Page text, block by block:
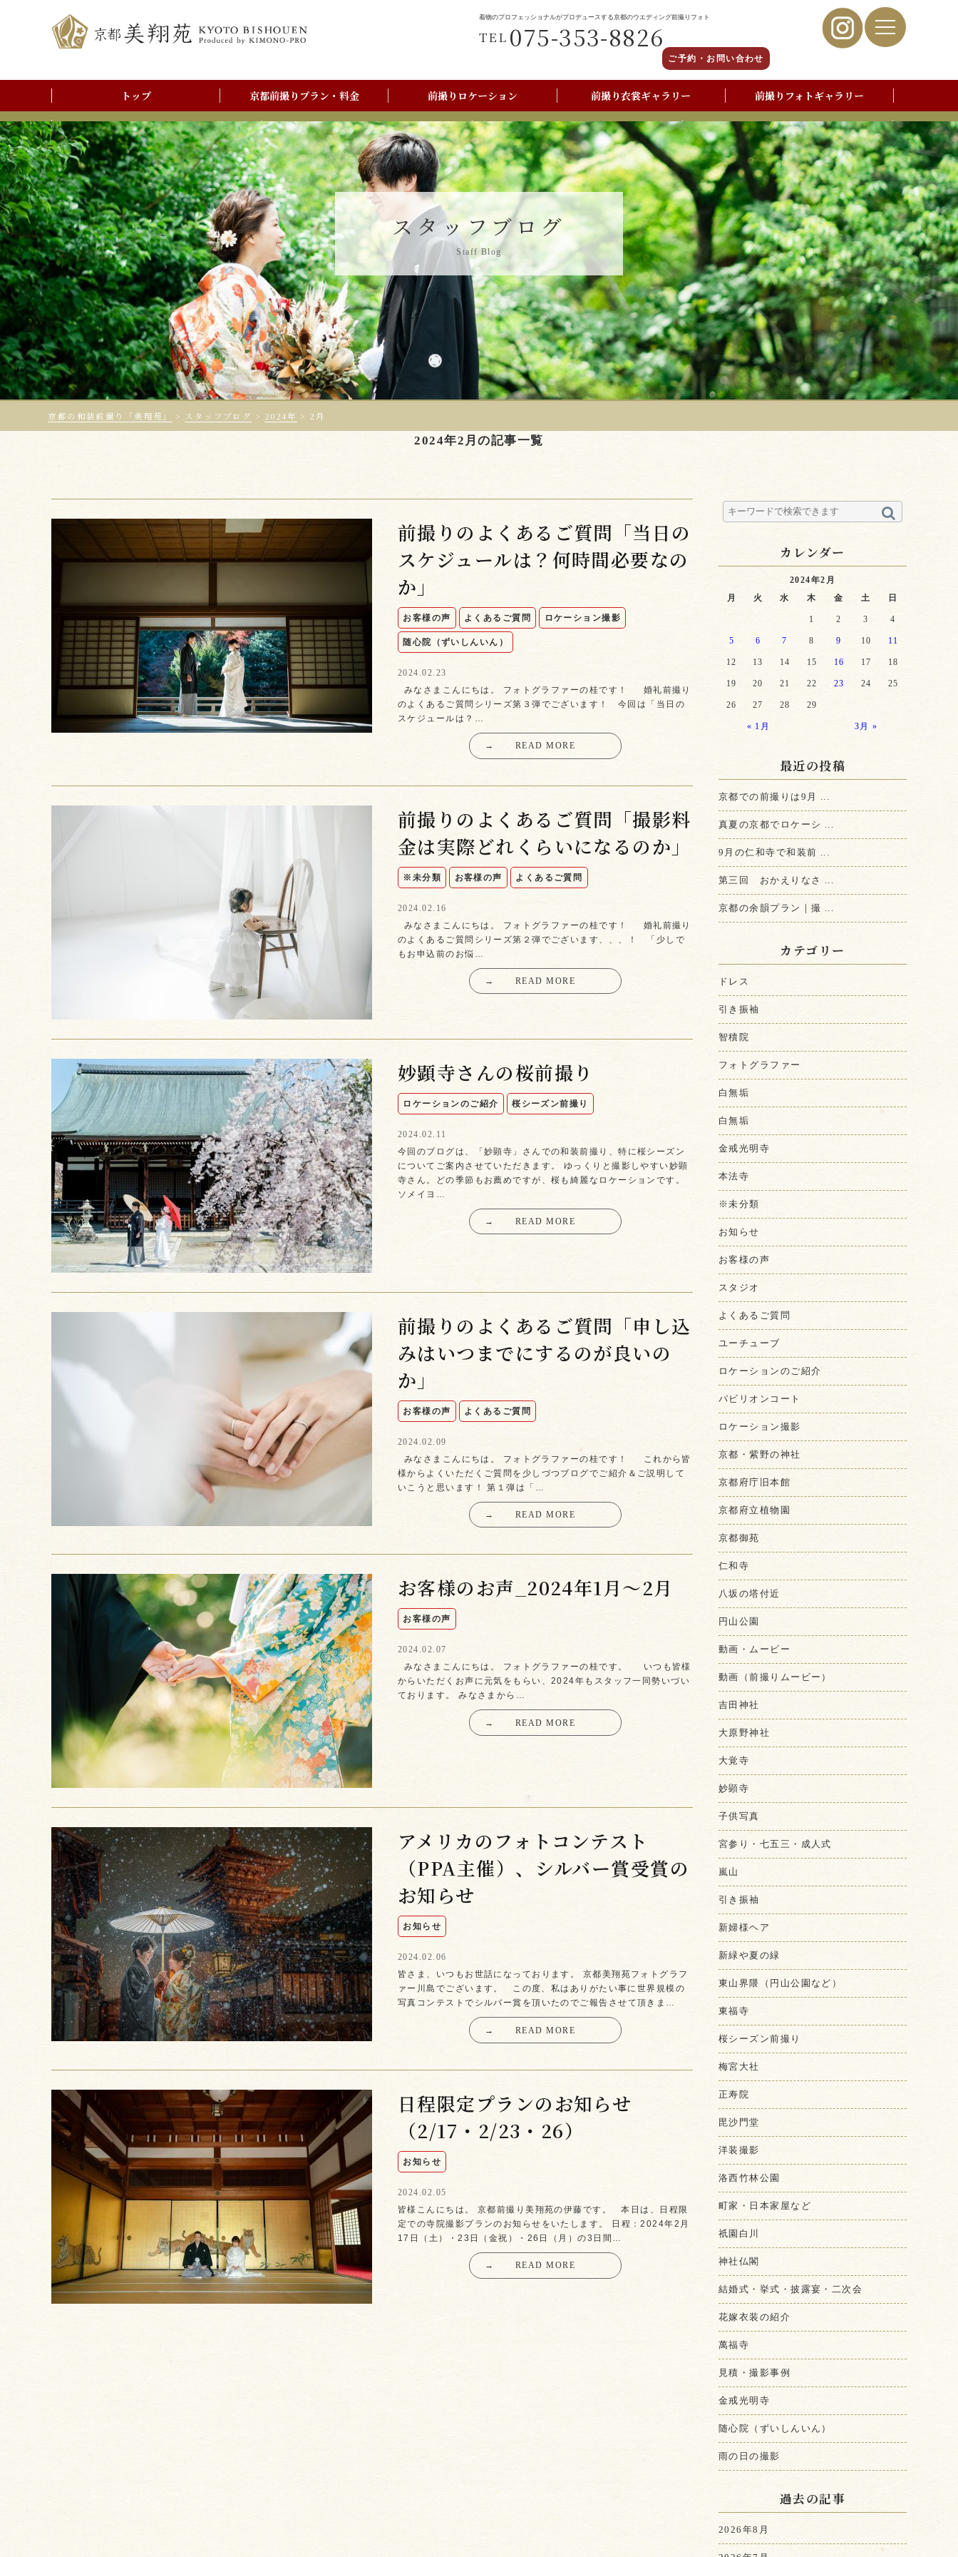
着物のプロフェッショナルがプロデュースする京都のウエディング前撮りフォト
TEL 075-353-8826
ご予約・お問い合わせ
トップ 京都前撮りプラン・料金 前撮りロケーション 前撮り衣裳ギャラリー 前撮りフォトギャラリー
前撮りアルバム 前撮りご利用の流れ 京都美翔苑店舗情報 写真撮影よくあるご質問
スタッフブログ
Staff Blog
京都の和装前撮り「美翔苑」 > スタッフブログ > 2024年 > 2月
2024年2月の記事一覧
前撮りのよくあるご質問「当日の
スケジュールは？何時間必要なの
か」
お客様の声 よくあるご質問 ロケーション撮影
随心院（ずいしんいん）
2024.02.23
みなさまこんにちは。 フォトグラファーの桂です！ 婚礼前撮り
のよくあるご質問シリーズ第３弾でございます！ 今回は「当日の
スケジュールは？…
→ READ MORE
前撮りのよくあるご質問「撮影料
金は実際どれくらいになるのか」
※未分類 お客様の声 よくあるご質問
2024.02.16
みなさまこんにちは。 フォトグラファーの桂です！ 婚礼前撮り
のよくあるご質問シリーズ第２弾でございます、、、！ 「少しで
もお申込前のお悩…
→ READ MORE
妙顕寺さんの桜前撮り
ロケーションのご紹介 桜シーズン前撮り
2024.02.11
今回のブログは、「妙顕寺」さんでの和装前撮り、特に桜シーズン
についてご案内させていただきます。 ゆっくりと撮影しやすい妙顕
寺さん。どの季節もお薦めですが、桜も綺麗なロケーションです。
ソメイヨ…
→ READ MORE
前撮りのよくあるご質問「申し込
みはいつまでにするのが良いの
か」
お客様の声 よくあるご質問
2024.02.09
みなさまこんにちは。 フォトグラファーの桂です！ これから皆
様からよくいただくご質問を少しづつブログでご紹介＆ご説明して
いこうと思います！ 第１弾は「…
→ READ MORE
お客様のお声_2024年1月〜2月
お客様の声
2024.02.07
みなさまこんにちは。 フォトグラファーの桂です。 いつも皆様
からいただくお声に元気をもらい、2024年もスタッフ一同勢いづい
ております。 みなさまから…
→ READ MORE
アメリカのフォトコンテスト
（PPA主催）、シルバー賞受賞の
お知らせ
お知らせ
2024.02.06
皆さま、いつもお世話になっております。 京都美翔苑フォトグラフ
ァー川島でございます。 この度、私はありがたい事に世界規模の
写真コンテストでシルバー賞を頂いたのでご報告させて頂きま…
→ READ MORE
日程限定プランのお知らせ
（2/17・2/23・26）
お知らせ
2024.02.05
皆様こんにちは。 京都前撮り美翔苑の伊藤です。 本日は、日程限
定での寺院撮影プランのお知らせをいたします。 日程：2024年2月
17日（土）・23日（金祝）・26日（月）の3日間…
→ READ MORE
カレンダー
2024年2月
月
火 水 木 金 土 日
« 1月 3月 »
1 2 3 4
5 6 7 8 9 10 11
12 13 14 15 16 17 18
19 20 21 22 23 24 25
26 27 28 29
最近の投稿
京都での前撮りは9月 ...
真夏の京都でロケーシ ...
9月の仁和寺で和装前 ...
第三回 おかえりなさ ...
京都の余韻プラン｜撮 ...
カテゴリー
ドレス
引き振袖
智積院
フォトグラファー
白無垢
白無垢
金戒光明寺
本法寺
※未分類
お知らせ
お客様の声
スタジオ
よくあるご質問
ユーチューブ
ロケーションのご紹介
パビリオンコート
ロケーション撮影
京都・紫野の神社
京都府庁旧本館
京都府立植物園
京都御苑
仁和寺
八坂の塔付近
円山公園
動画・ムービー
動画（前撮りムービー）
吉田神社
大原野神社
大覚寺
妙顕寺
子供写真
宮参り・七五三・成人式
嵐山
引き振袖
新婦様ヘア
新緑や夏の緑
東山界隈（円山公園など）
東福寺
桜シーズン前撮り
梅宮大社
正寿院
毘沙門堂
洋装撮影
洛西竹林公園
町家・日本家屋など
祇園白川
神社仏閣
結婚式・挙式・披露宴・二次会
花嫁衣装の紹介
萬福寺
見積・撮影事例
金戒光明寺
随心院（ずいしんいん）
雨の日の撮影
過去の記事
2026年8月